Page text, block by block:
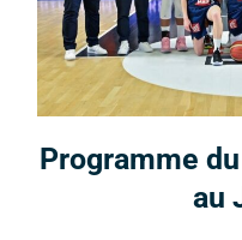
Programme
au